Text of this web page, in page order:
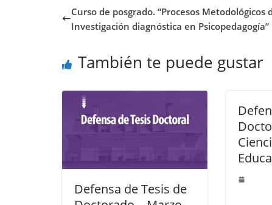
Curso de posgrado. “Procesos Metodológicos
Investigación diagnóstica en Psicopedagogía”
También te puede gustar
Defensa de Tesis de